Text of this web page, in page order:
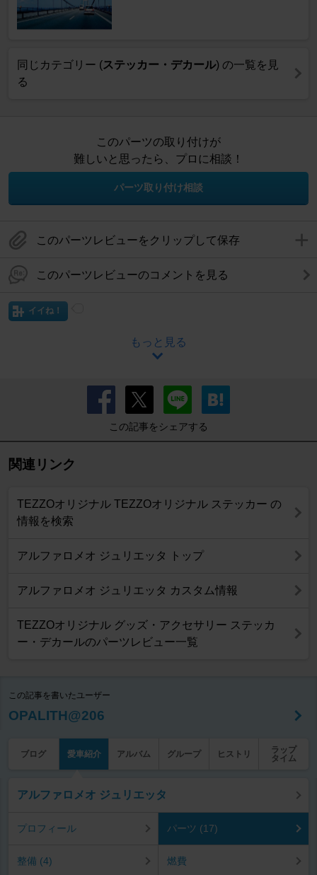
同じカテゴリー (ステッカー・デカール) の一覧を見
る
このパーツの取り付けが
難しいと思ったら、プロに相談！
パーツ取り付け相談
このパーツレビューをクリップして保存
このパーツレビューのコメントを見る
イイね！
もっと見る
この記事をシェアする
関連リンク
TEZZOオリジナル TEZZOオリジナル ステッカー の
情報を検索
アルファロメオ ジュリエッタ トップ
アルファロメオ ジュリエッタ カスタム情報
TEZZOオリジナル グッズ・アクセサリー ステッカ
ー・デカールのパーツレビュー一覧
この記事を書いたユーザー
OPALITH@206
ブログ 愛車紹介 アルバム グループ ヒストリ
ラップ
タイム
アルファロメオ ジュリエッタ
プロフィール パーツ (17)
整備 (4) 燃費